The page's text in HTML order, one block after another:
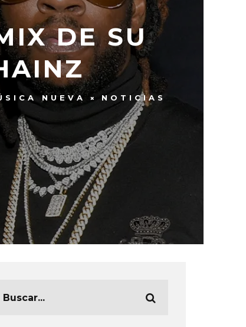
DE SU
NUEVA NOTICIAS